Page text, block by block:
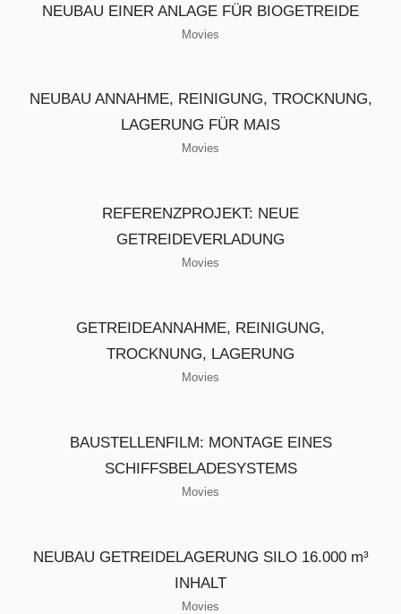
NEUBAU EINER ANLAGE FÜR BIOGETREIDE
Movies
NEUBAU ANNAHME, REINIGUNG, TROCKNUNG,
LAGERUNG FÜR MAIS
Movies
REFERENZPROJEKT: NEUE
GETREIDEVERLADUNG
Movies
GETREIDEANNAHME, REINIGUNG,
TROCKNUNG, LAGERUNG
Movies
BAUSTELLENFILM: MONTAGE EINES
SCHIFFSBELADESYSTEMS
Movies
NEUBAU GETREIDELAGERUNG SILO 16.000 m³
INHALT
Movies